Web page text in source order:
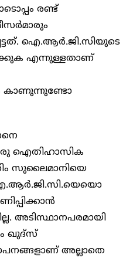
രണ്ട്
ഐ.ആർ.ജി.സിയുടെ
എന്നുള്ളതാണ്
കാണുന്നുണ്ടോ
ഐതിഹാസിക
സുലൈമാനിയെ
അടിസ്ഥാനപരമായി
ഖുദ്സ്
അല്ലാതെ